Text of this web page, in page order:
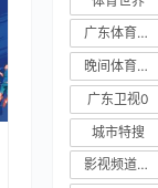
广东体育频道
晚间体育新闻
广东卫视0
城市特搜
影视频道新媒体